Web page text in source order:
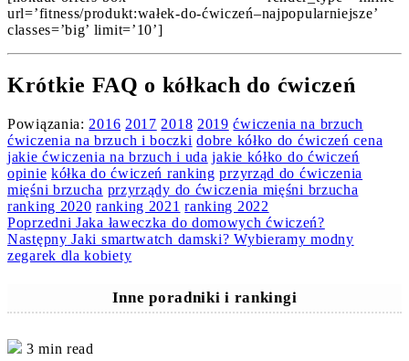
url=’fitness/produkt:wałek-do-ćwiczeń–najpopularniejsze’
classes=’big’ limit=’10’]
Krótkie FAQ o kółkach do ćwiczeń
Powiązania: 2016 2017 2018 2019 ćwiczenia na brzuch
ćwiczenia na brzuch i boczki dobre kółko do ćwiczeń cena
jakie ćwiczenia na brzuch i uda jakie kółko do ćwiczeń
opinie kółka do ćwiczeń ranking przyrząd do ćwiczenia
mięśni brzucha przyrządy do ćwiczenia mięśni brzucha
ranking 2020 ranking 2021 ranking 2022
Continue
Reading
Poprzedni Jaka ławeczka do domowych ćwiczeń?
Następny Jaki smartwatch damski? Wybieramy modny
zegarek dla kobiety
Inne poradniki i rankingi
3 min read